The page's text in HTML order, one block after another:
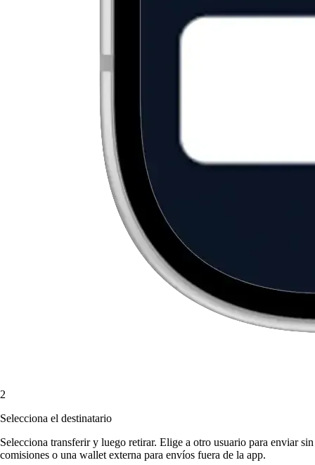
2
Selecciona el destinatario
Selecciona transferir y luego retirar. Elige a otro usuario para enviar sin
comisiones o una wallet externa para envíos fuera de la app.